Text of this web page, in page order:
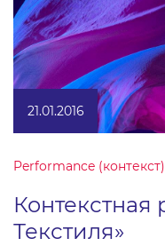
21.01.2016
Performance
Текстиля»